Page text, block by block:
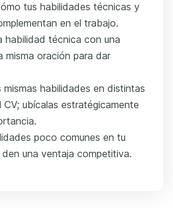
tus habilidades técnicas y
en el trabajo.
habilidad técnica con una
misma oración para dar
mismas habilidades en distintas
ubícalas estratégicamente
poco comunes en tu
una ventaja competitiva.